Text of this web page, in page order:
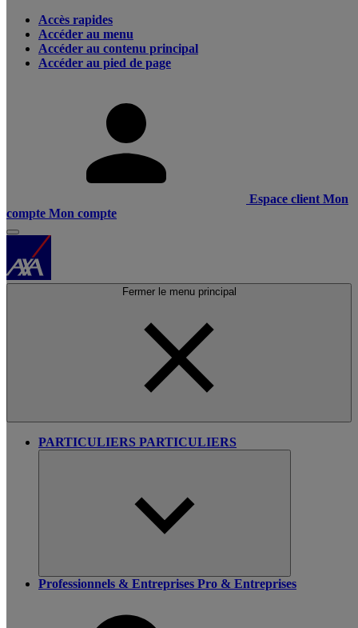
Accès rapides
Accéder au menu
Accéder au contenu principal
Accéder au pied de page
Espace client Mon
compte Mon compte
Fermer le menu principal
PARTICULIERS PARTICULIERS
Professionnels & Entreprises Pro & Entreprises